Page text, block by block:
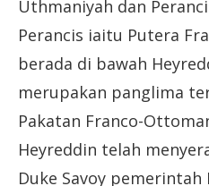
Uthmaniyah dan
Perancis iaitu Putera
berada di bawah
merupakan panglima
Pakatan Franco-
Heyreddin telah
Duke Savoy pemerintah